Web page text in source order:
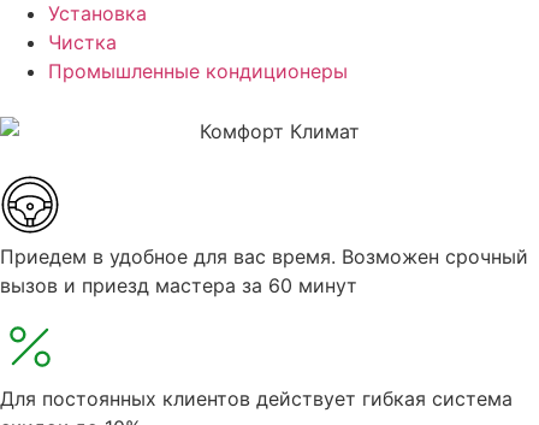
Установка
Чистка
Промышленные кондиционеры
Приедем в удобное для вас время. Возможен срочный
вызов и приезд мастера за 60 минут
Для постоянных клиентов действует гибкая система